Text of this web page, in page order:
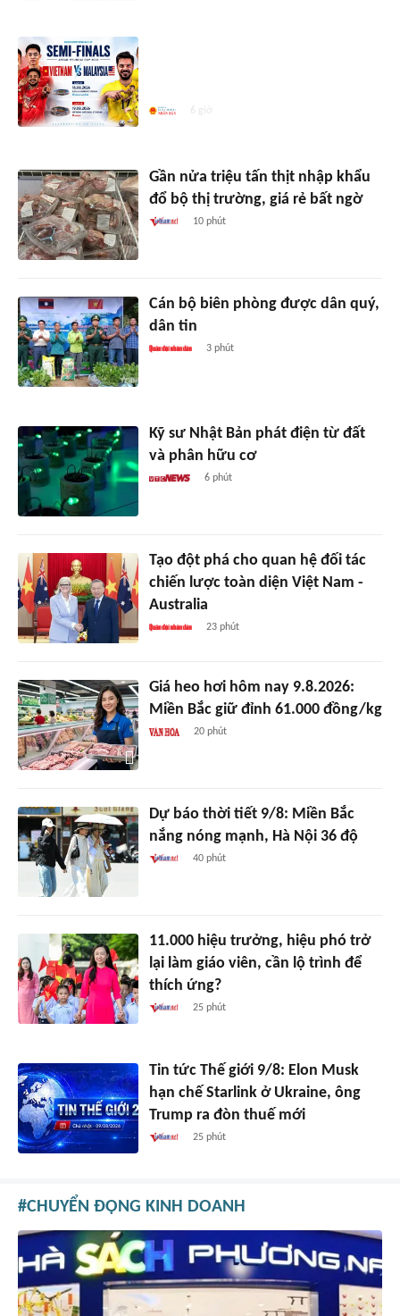
6 giờ
Gần nửa triệu tấn thịt nhập khẩu
đổ bộ thị trường, giá rẻ bất ngờ
10 phút
Cán bộ biên phòng được dân quý,
dân tin
3 phút
Kỹ sư Nhật Bản phát điện từ đất
và phân hữu cơ
6 phút
Tạo đột phá cho quan hệ đối tác
chiến lược toàn diện Việt Nam -
Australia
23 phút
Giá heo hơi hôm nay 9.8.2026:
Miền Bắc giữ đỉnh 61.000 đồng/kg
20 phút
Dự báo thời tiết 9/8: Miền Bắc
nắng nóng mạnh, Hà Nội 36 độ
40 phút
11.000 hiệu trưởng, hiệu phó trở
lại làm giáo viên, cần lộ trình để
thích ứng?
25 phút
Tin tức Thế giới 9/8: Elon Musk
hạn chế Starlink ở Ukraine, ông
Trump ra đòn thuế mới
25 phút
CHUYỂN ĐỘNG KINH DOANH